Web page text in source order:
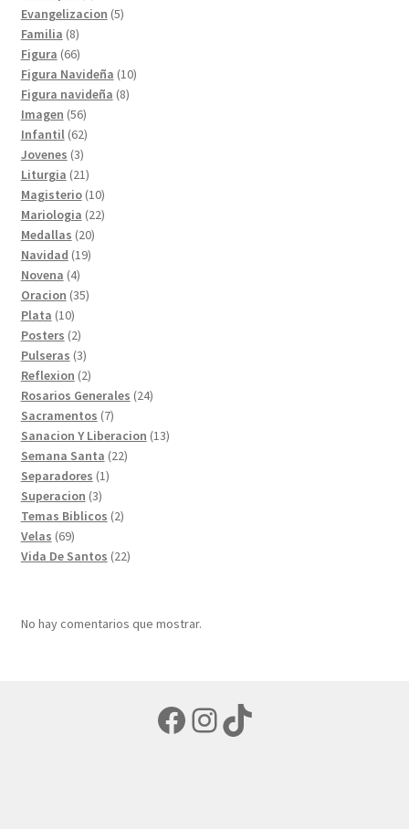
productos
Evangelizacion 55
Familia 88
productos
Figura 6666
productos
Figura Navideña 1010
Figura navideña 88
Imagen 5656
productos
Infantil 6262
productos
Jovenes 33
productos
Liturgia 2121
productos
Magisterio 1010
productos
Mariologia 2222
Medallas 2020
productos
Navidad 1919
Novena 44
productos
Oracion 3535
Plata 1010
productos
Posters 22
productos
Pulseras 33
productos
Reflexion 22
productos
Rosarios Generales 2424
Sacramentos 77
productos
Sanacion Y Liberacion 1313
Semana Santa 2222
Separadores 11
Superacion 33
productos
Temas Biblicos 22
Velas 6969
productos
Vida De Santos 2222
No hay comentarios que mostrar.
Facebook
Instagram
TikTok